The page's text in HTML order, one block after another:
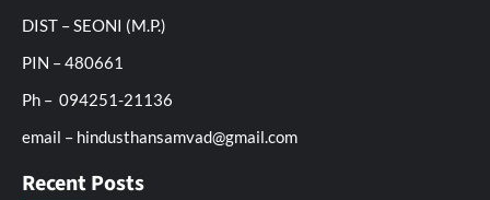
DIST – SEONI (M.P.)
PIN – 480661
Ph – 094251-21136
email – hindusthansamvad@gmail.com
Recent Posts